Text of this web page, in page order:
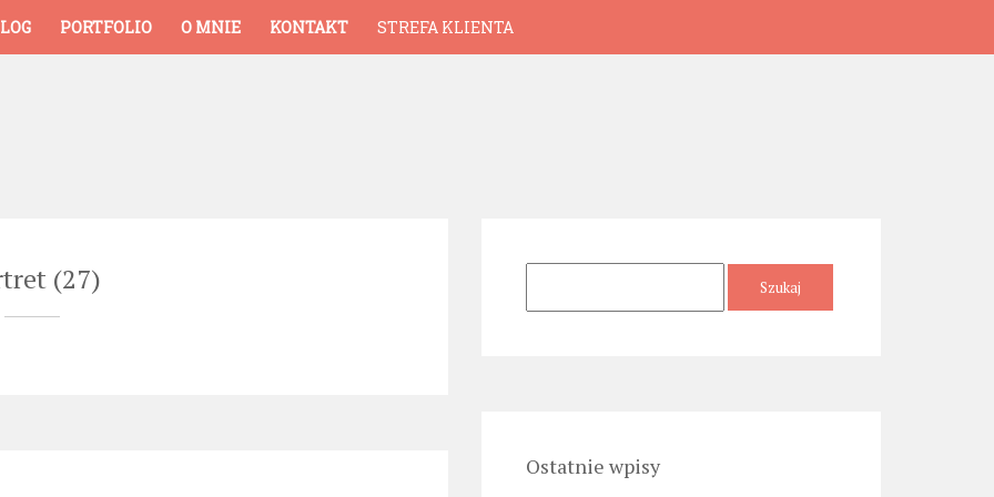
PORTFOLIO O MNIE KONTAKT STREFA KLIENTA
(27)
Ostatnie wpisy